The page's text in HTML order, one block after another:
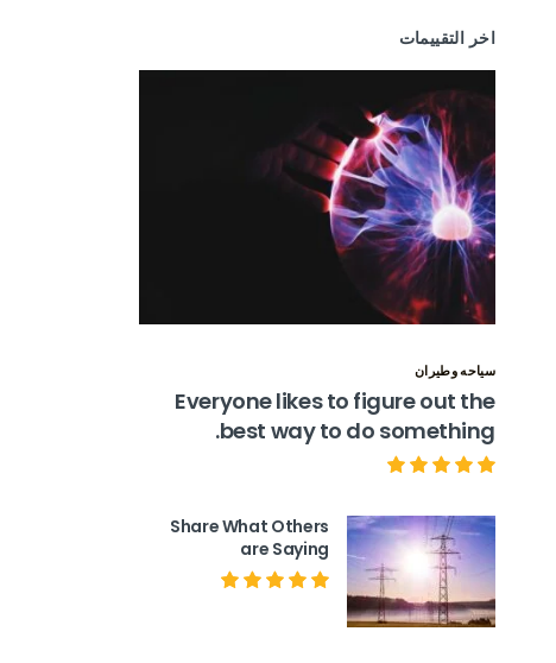
اخر التقييمات
سياحه وطيران
Everyone likes to figure out the
best way to do something.
Share What Others
are Saying